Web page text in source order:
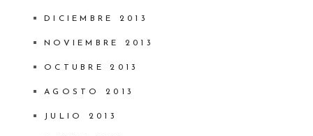
DICIEMBRE 2013
NOVIEMBRE 2013
OCTUBRE 2013
AGOSTO 2013
JULIO 2013